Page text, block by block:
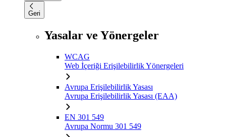
Geri
Yasalar ve Yönergeler
WCAG
Web İçeriği Erişilebilirlik Yönergeleri
Avrupa Erişilebilirlik Yasası
Avrupa Erişilebilirlik Yasası (EAA)
EN 301 549
Avrupa Normu 301 549